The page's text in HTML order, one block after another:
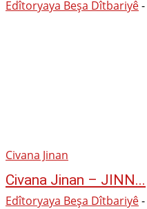
Edîtoryaya Beşa Dîtbariyê-
Civana Jinan
Civana Jinan – JINN...
Edîtoryaya Beşa Dîtbariyê-